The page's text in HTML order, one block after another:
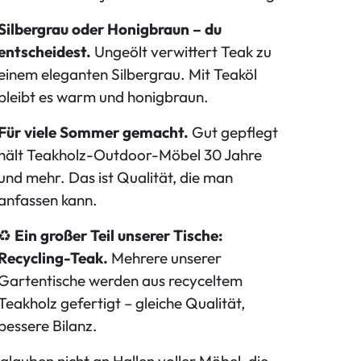
oder Honigbraun – du
Ungeölt verwittert Teak zu
eleganten Silbergrau. Mit Teaköl
es warm und honigbraun.
viele Sommer gemacht. Gut gepflegt
Teakholz-Outdoor-Möbel 30 Jahre
mehr. Das ist Qualität, die man
kann.
Ein großer Teil unserer Tische:
Teak. Mehrere unserer
werden aus recyceltem
gefertigt – gleiche Qualität,
Bilanz.